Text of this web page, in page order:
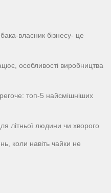
власник бізнесу- це
особливості виробництва
топ-5 найсмішніших
літньої людини чи хворого
коли навіть чайки не